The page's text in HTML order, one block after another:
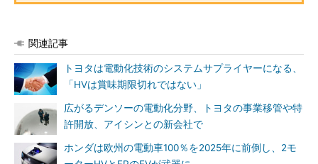
関連記事
トヨタは電動化技術のシステムサプライヤーになる、
「HVは賞味期限切れではない」
広がるデンソーの電動化分野、トヨタの事業移管や特
許開放、アイシンとの新会社で
ホンダは欧州の電動車100％を2025年に前倒し、2モ